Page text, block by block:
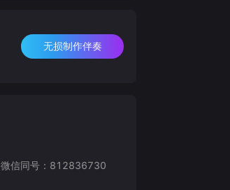
无损制作伴奏
微信同号：812836730